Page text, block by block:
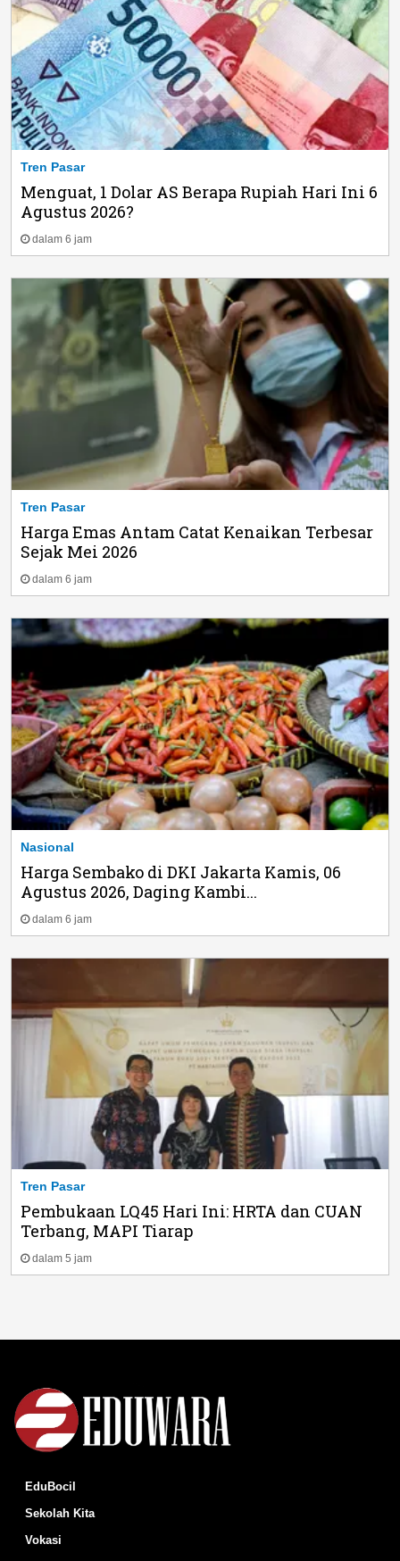
Tren Pasar
Menguat, 1 Dolar AS Berapa Rupiah Hari Ini 6
Agustus 2026?
dalam 6 jam
Tren Pasar
Harga Emas Antam Catat Kenaikan Terbesar
Sejak Mei 2026
dalam 6 jam
Nasional
Harga Sembako di DKI Jakarta Kamis, 06
Agustus 2026, Daging Kambi...
dalam 6 jam
Tren Pasar
Pembukaan LQ45 Hari Ini: HRTA dan CUAN
Terbang, MAPI Tiarap
dalam 5 jam
EduBocil
Sekolah Kita
Vokasi